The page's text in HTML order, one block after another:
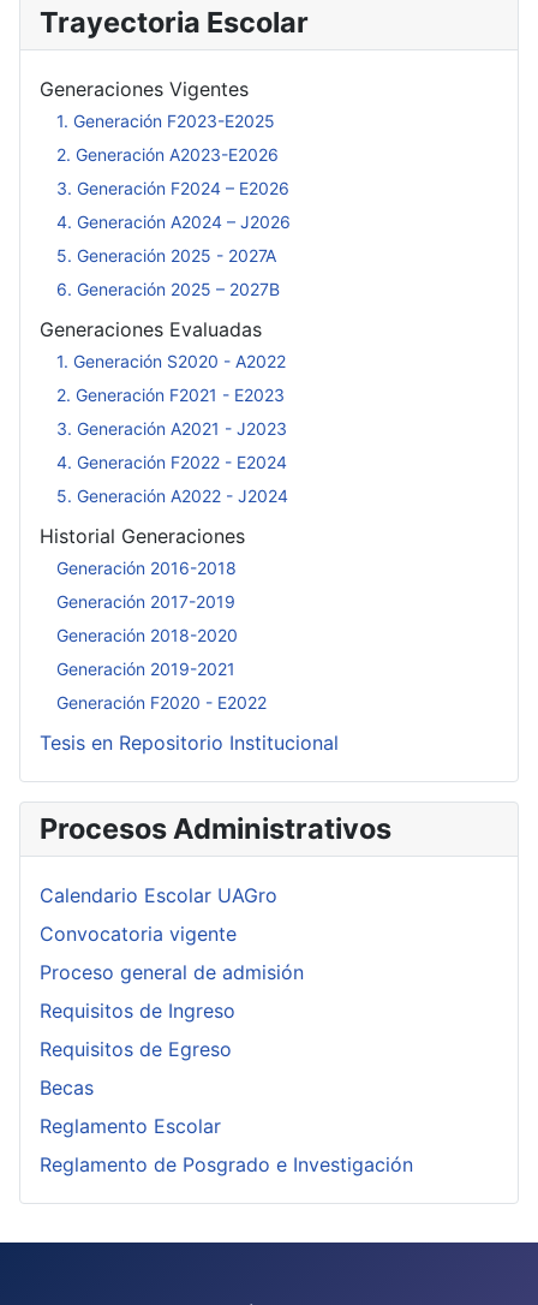
Trayectoria Escolar
Generaciones Vigentes
1. Generación F2023-E2025
2. Generación A2023-E2026
3. Generación F2024 – E2026
4. Generación A2024 – J2026
5. Generación 2025 - 2027A
6. Generación 2025 – 2027B
Generaciones Evaluadas
1. Generación S2020 - A2022
2. Generación F2021 - E2023
3. Generación A2021 - J2023
4. Generación F2022 - E2024
5. Generación A2022 - J2024
Historial Generaciones
Generación 2016-2018
Generación 2017-2019
Generación 2018-2020
Generación 2019-2021
Generación F2020 - E2022
Tesis en Repositorio Institucional
Procesos Administrativos
Calendario Escolar UAGro
Convocatoria vigente
Proceso general de admisión
Requisitos de Ingreso
Requisitos de Egreso
Becas
Reglamento Escolar
Reglamento de Posgrado e Investigación